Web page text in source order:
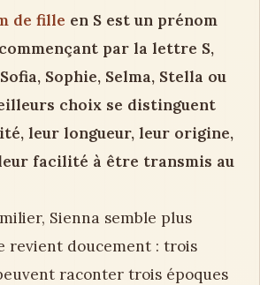
de fille en S est un prénom
par la lettre S,
Sophie, Selma, Stella ou
choix se distinguent
leur longueur, leur origine,
facilité à être transmis au
Sienna semble plus
revient doucement : trois
raconter trois époques